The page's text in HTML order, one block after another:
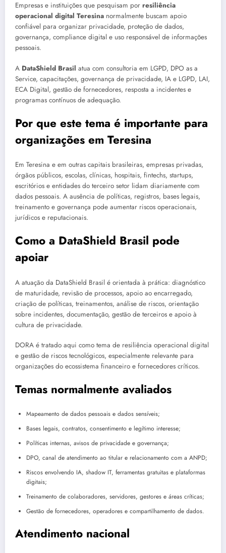
Empresas e instituições que pesquisam por resiliência
operacional digital Teresina normalmente buscam apoio
confiável para organizar privacidade, proteção de dados,
governança, compliance digital e uso responsável de informações
pessoais.
A DataShield Brasil atua com consultoria em LGPD, DPO as a
Service, capacitações, governança de privacidade, IA e LGPD, LAI,
ECA Digital, gestão de fornecedores, resposta a incidentes e
programas contínuos de adequação.
Por que este tema é importante para
organizações em Teresina
Em Teresina e em outras capitais brasileiras, empresas privadas,
órgãos públicos, escolas, clínicas, hospitais, fintechs, startups,
escritórios e entidades do terceiro setor lidam diariamente com
dados pessoais. A ausência de políticas, registros, bases legais,
treinamento e governança pode aumentar riscos operacionais,
jurídicos e reputacionais.
Como a DataShield Brasil pode
apoiar
A atuação da DataShield Brasil é orientada à prática: diagnóstico
de maturidade, revisão de processos, apoio ao encarregado,
criação de políticas, treinamentos, análise de riscos, orientação
sobre incidentes, documentação, gestão de terceiros e apoio à
cultura de privacidade.
DORA é tratado aqui como tema de resiliência operacional digital
e gestão de riscos tecnológicos, especialmente relevante para
organizações do ecossistema financeiro e fornecedores críticos.
Temas normalmente avaliados
Mapeamento de dados pessoais e dados sensíveis;
Bases legais, contratos, consentimento e legítimo interesse;
Políticas internas, avisos de privacidade e governança;
DPO, canal de atendimento ao titular e relacionamento com a ANPD;
Riscos envolvendo IA, shadow IT, ferramentas gratuitas e plataformas
digitais;
Treinamento de colaboradores, servidores, gestores e áreas críticas;
Gestão de fornecedores, operadores e compartilhamento de dados.
Atendimento nacional